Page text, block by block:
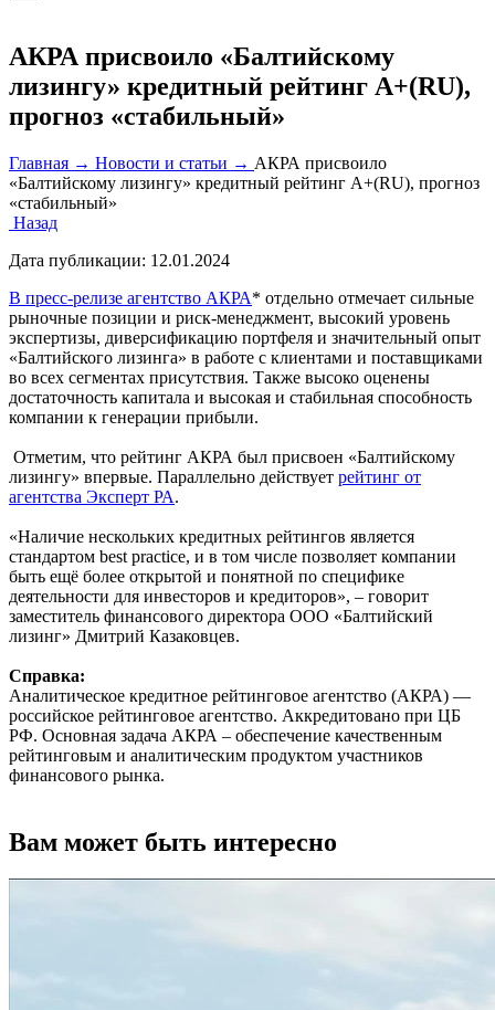
АКРА присвоило «Балтийскому
лизингу» кредитный рейтинг А+(RU),
прогноз «стабильный»
Главная → Новости и статьи → АКРА присвоило
«Балтийскому лизингу» кредитный рейтинг А+(RU), прогноз
«стабильный»
Назад
Дата публикации: 12.01.2024
В пресс-релизе агентство АКРА* отдельно отмечает сильные
рыночные позиции и риск-менеджмент, высокий уровень
экспертизы, диверсификацию портфеля и значительный опыт
«Балтийского лизинга» в работе с клиентами и поставщиками
во всех сегментах присутствия. Также высоко оценены
достаточность капитала и высокая и стабильная способность
компании к генерации прибыли.
Отметим, что рейтинг АКРА был присвоен «Балтийскому
лизингу» впервые. Параллельно действует рейтинг от
агентства Эксперт РА.
«Наличие нескольких кредитных рейтингов является
стандартом best practice, и в том числе позволяет компании
быть ещё более открытой и понятной по специфике
деятельности для инвесторов и кредиторов», – говорит
заместитель финансового директора ООО «Балтийский
лизинг» Дмитрий Казаковцев.
Справка:
Аналитическое кредитное рейтинговое агентство (АКРА) —
российское рейтинговое агентство. Аккредитовано при ЦБ
РФ. Основная задача АКРА – обеспечение качественным
рейтинговым и аналитическим продуктом участников
финансового рынка.
Вам может быть интересно